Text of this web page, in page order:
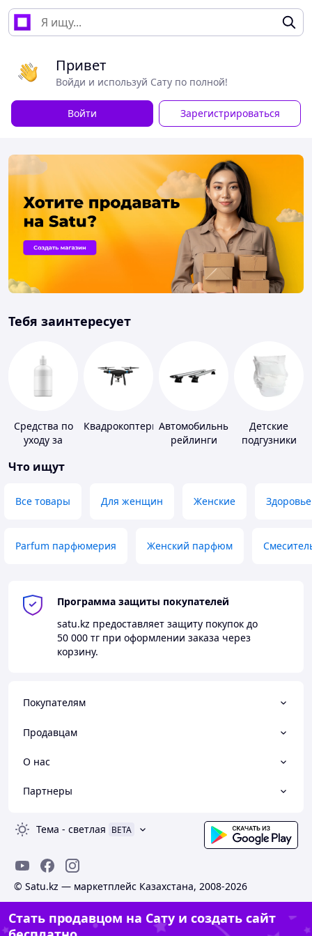
Привет
Войди и используй Сату по полной!
Войти Зарегистрироваться
Тебя заинтересует
Средства по
уходу за
линзами
КвадрокоптерыАвтомобильные
рейлинги
Детские
подгузники
Что ищут
Все товары Для женщин Женские Здоровье
Parfum парфюмерия Женский парфюм
Программа защиты покупателей
satu.kz предоставляет защиту покупок до
50 000 тг при оформлении заказа через
корзину.
Покупателям
Продавцам
О нас
Партнеры
Тема - светлая BETA
© Satu.kz — маркетплейс Казахстана, 2008-2026
Стать продавцом на Сату и создать сайт